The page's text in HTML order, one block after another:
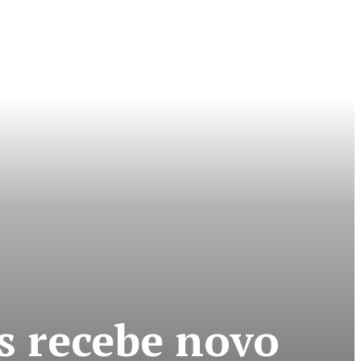
recebe novo